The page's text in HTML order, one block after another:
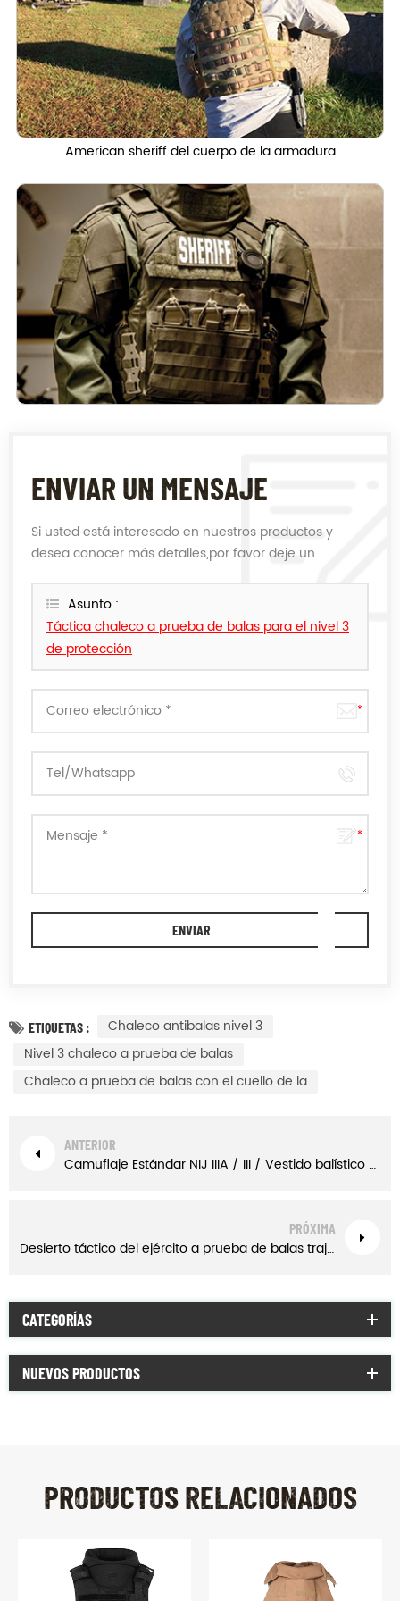
American sheriff del cuerpo de la armadura
ENVIAR UN MENSAJE
Si usted está interesado en nuestros productos y
desea conocer más detalles,por favor deje un
podamos.Asunto :
Táctica chaleco a prueba de balas para el nivel 3
de protección
ETIQUETAS :
Chaleco antibalas nivel 3
Nivel 3 chaleco a prueba de balas
Chaleco a prueba de balas con el cuello de la
ANTERIOR
Camuflaje Estándar NIJ IIIA / III / Vestido balístico a prueba de balas IV
PRÓXIMA
Desierto táctico del ejército a prueba de balas traje de chaleco iiia
CATEGORÍAS
NUEVOS PRODUCTOS
PRODUCTOS RELACIONADOS